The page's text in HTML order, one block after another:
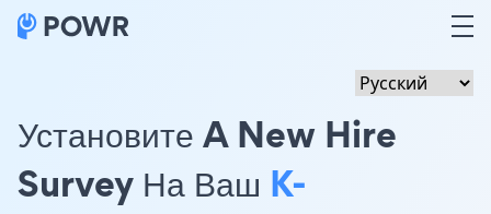
Установите A New Hire
Survey На Ваш K-